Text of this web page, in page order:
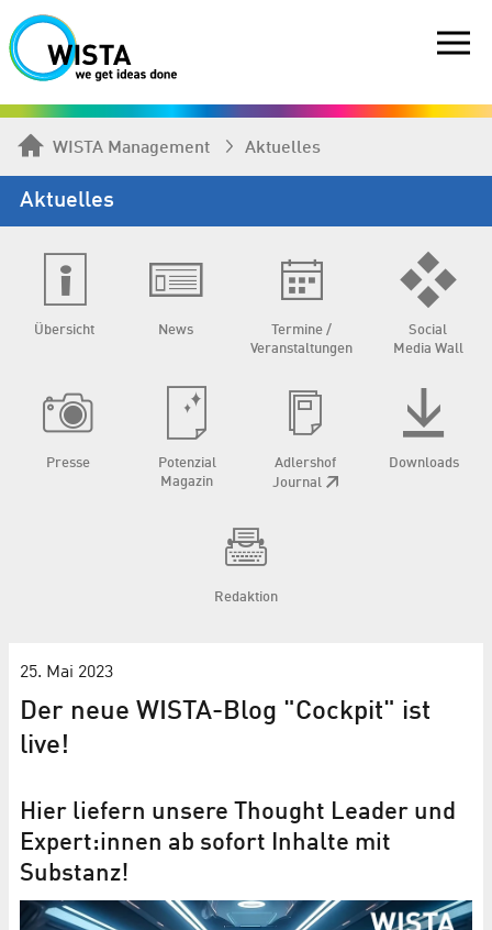
WISTA Management Aktuelles
Aktuelles
Übersicht News
Termine /
Veranstaltungen
Social
Media Wall
Presse
Potenzial
Magazin
Adlershof
Journal
Downloads
Redaktion
25. Mai 2023
Der neue WISTA-Blog "Cockpit" ist
live!
Hier liefern unsere Thought Leader und
Expert:innen ab sofort Inhalte mit
Substanz!